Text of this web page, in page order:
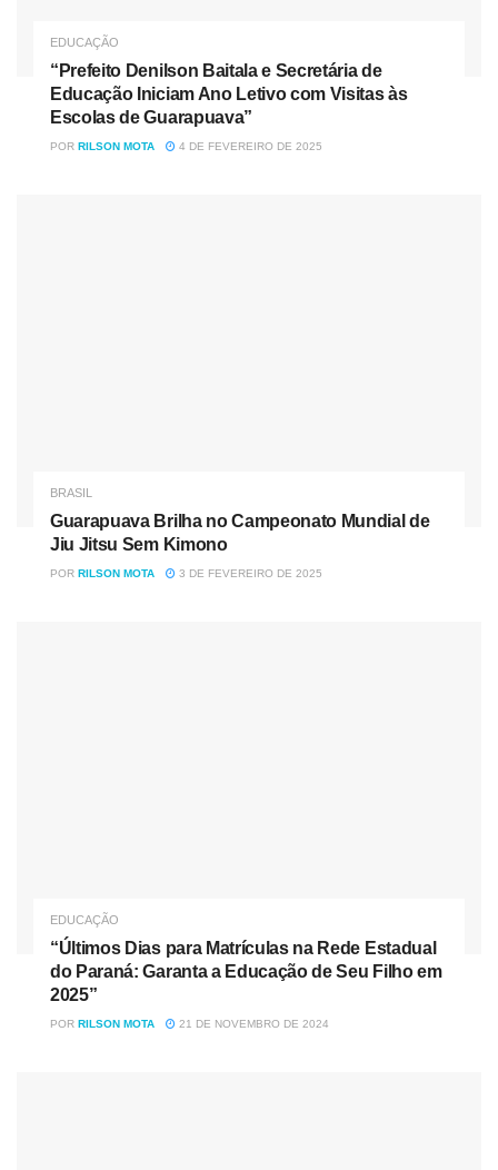
EDUCAÇÃO
“Prefeito Denilson Baitala e Secretária de
Educação Iniciam Ano Letivo com Visitas às
Escolas de Guarapuava”
POR RILSON MOTA 4 DE FEVEREIRO DE 2025
BRASIL
Guarapuava Brilha no Campeonato Mundial de
Jiu Jitsu Sem Kimono
POR RILSON MOTA 3 DE FEVEREIRO DE 2025
EDUCAÇÃO
“Últimos Dias para Matrículas na Rede Estadual
do Paraná: Garanta a Educação de Seu Filho em
2025”
POR RILSON MOTA 21 DE NOVEMBRO DE 2024